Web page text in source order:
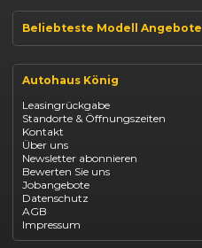
Beliebteste Modell Angebote
Renault Arkana Leasing
Renault Captur Leasing
Opel Astra leasen
Opel Mokka kaufen
Opel Grandland finanzieren
Opel Vivaro Gewerbeleasing
Fiat 500 finanzieren
Fiat Panda leasen
Dacia Duster finanzieren
Dacia Sandero kaufen
Dacia Jogger leasen
Jeep Compass leasen
Jeep Renegade finanzieren
Autohaus König
Leasingrückgabe
Standorte & Öffnungszeiten
Kontakt
Über uns
Newsletter abonnieren
Bewerten Sie uns
Jobangebote
Datenschutz
AGB
Impressum